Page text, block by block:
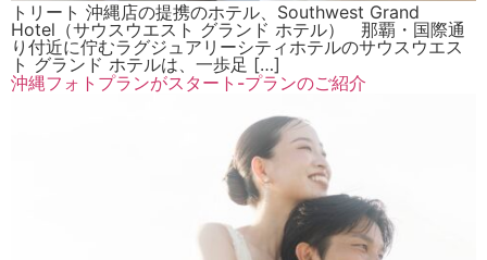
トリート 沖縄店の提携のホテル、Southwest Grand
Hotel（サウスウエスト グランド ホテル） 那覇・国際通
り付近に佇むラグジュアリーシティホテルのサウスウエス
ト グランド ホテルは、一歩足 […]
沖縄フォトプランがスタート-プランのご紹介